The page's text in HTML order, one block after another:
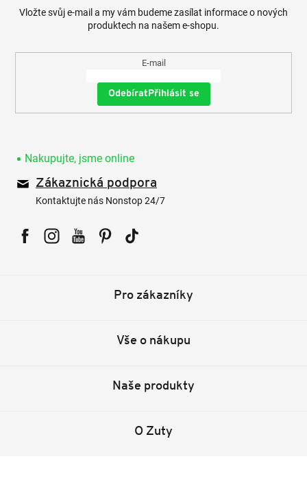
Vložte svůj e-mail a my vám budeme zasílat informace o nových
produktech na našem e-shopu.
E-mail
Přihlásit se
Nakupujte, jsme online
Zákaznická podpora
Kontaktujte nás Nonstop 24/7
Pro zákazníky
Vše o nákupu
Naše produkty
O Zuty